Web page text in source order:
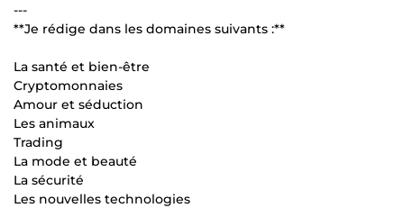
---
**Je rédige dans les domaines suivants :**
La santé et bien-être
Cryptomonnaies
Amour et séduction
Les animaux
Trading
La mode et beauté
La sécurité
Les nouvelles technologies